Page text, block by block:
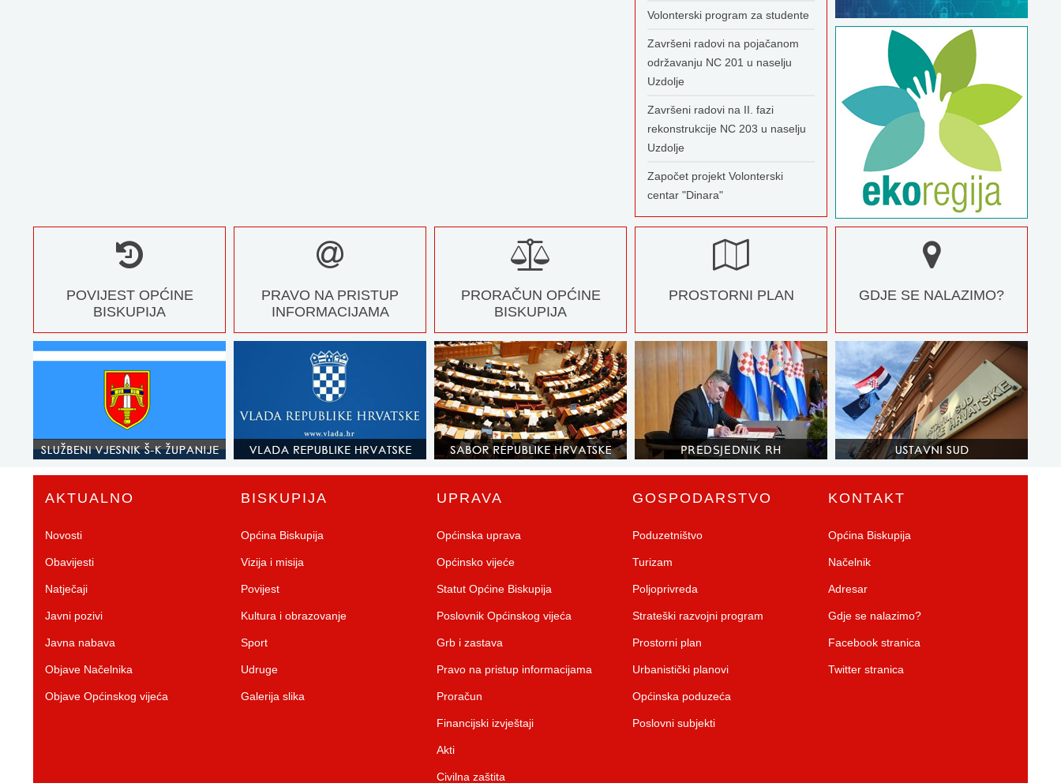
Volonterski program za studente
Završeni radovi na pojačanom
održavanju NC 201 u naselju
Uzdolje
Završeni radovi na II. fazi
rekonstrukcije NC 203 u naselju
Uzdolje
Započet projekt Volonterski
centar "Dinara"
POVIJEST OPĆINE
BISKUPIJA
PRAVO NA PRISTUP
INFORMACIJAMA
PRORAČUN OPĆINE
BISKUPIJA
PROSTORNI PLAN GDJE SE NALAZIMO?
AKTUALNO
Novosti
Obavijesti
Natječaji
Javni pozivi
Javna nabava
Objave Načelnika
Objave Općinskog vijeća
BISKUPIJA
Općina Biskupija
Vizija i misija
Povijest
Kultura i obrazovanje
Sport
Udruge
Galerija slika
UPRAVA
Općinska uprava
Općinsko vijeće
Statut Općine Biskupija
Poslovnik Općinskog vijeća
Grb i zastava
Pravo na pristup informacijama
Proračun
Financijski izvještaji
Akti
Civilna zaštita
GOSPODARSTVO
Poduzetništvo
Turizam
Poljoprivreda
Strateški razvojni program
Prostorni plan
Urbanistički planovi
Općinska poduzeća
Poslovni subjekti
KONTAKT
Općina Biskupija
Načelnik
Adresar
Gdje se nalazimo?
Facebook stranica
Twitter stranica